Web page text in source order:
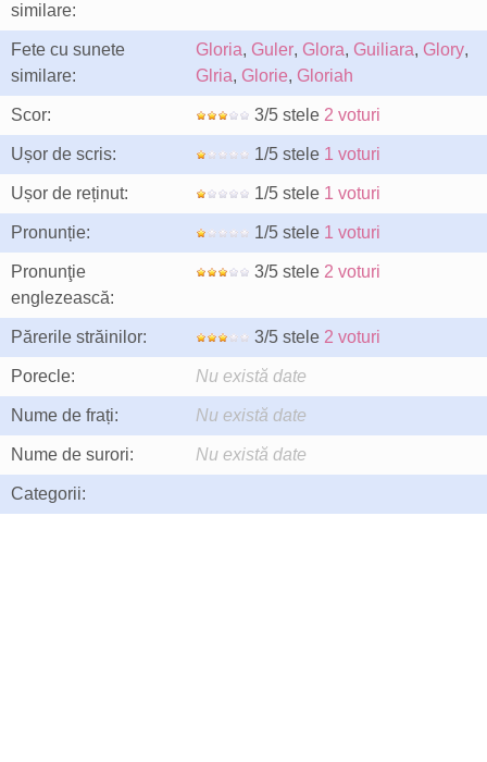
similare:
Fete cu sunete
similare:
Gloria, Guler, Glora, Guiliara, Glory,
Glria, Glorie, Gloriah
Scor: 3/5 stele 2 voturi
Ușor de scris: 1/5 stele 1 voturi
Ușor de reținut: 1/5 stele 1 voturi
Pronunție: 1/5 stele 1 voturi
Pronunţie
englezească:
3/5 stele 2 voturi
Părerile străinilor: 3/5 stele 2 voturi
Porecle: Nu există date
Nume de frați: Nu există date
Nume de surori: Nu există date
Categorii: